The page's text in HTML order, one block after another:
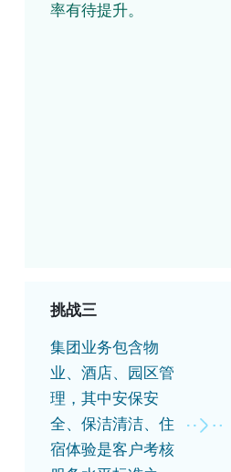
率有待提升。
挑战三
集团业务包含物
业、酒店、园区管
理，其中安保安
全、保洁清洁、住
宿体验是客户考核